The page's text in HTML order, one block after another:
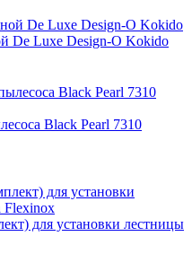
De Luxe Design-O Kokido
Black Pearl 7310
для установки лестницы